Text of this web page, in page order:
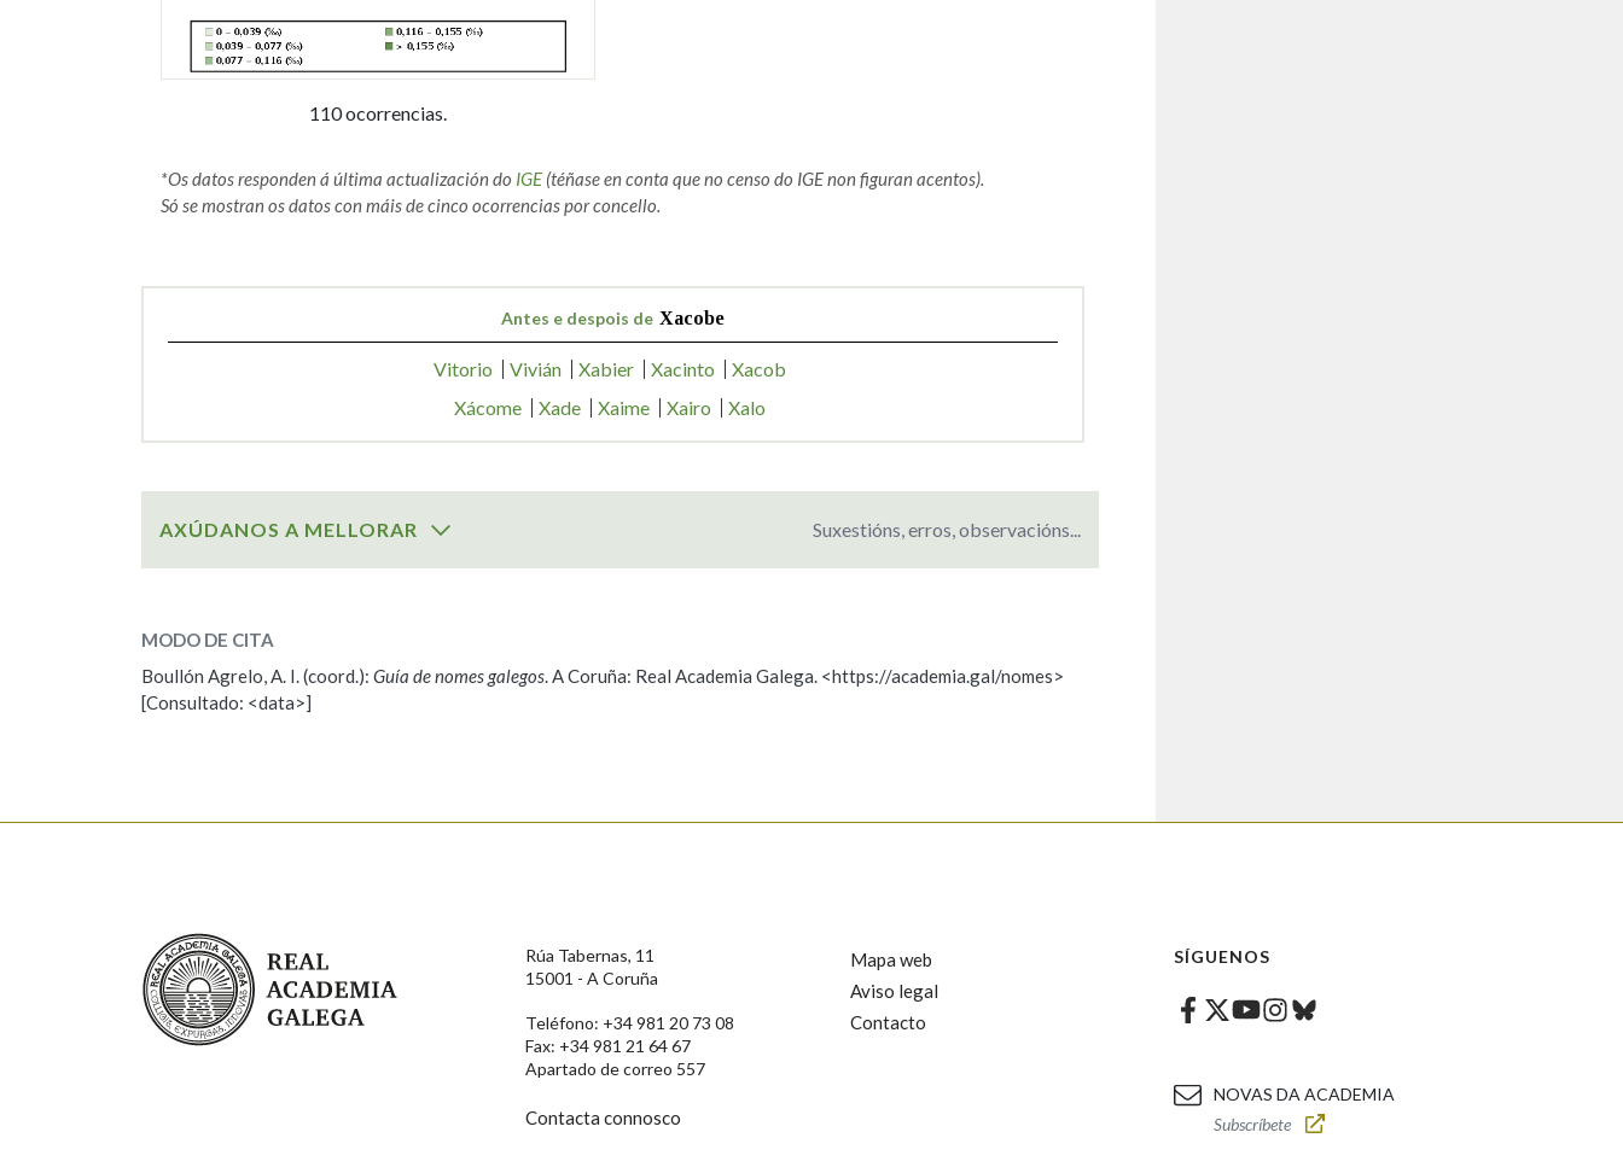
110 ocorrencias.
*Os datos responden á última actualización do IGE (téñase en conta que no censo do IGE non figuran acentos).
Só se mostran os datos con máis de cinco ocorrencias por concello.
Antes e despois de Xacobe
Vitorio Vivián Xabier Xacinto
Xacob
Xácome
Xade Xaime Xairo Xalo
AXÚDANOS A MELLORAR Suxestións, erros, observacións...
Xacobe
ESCOLLE UNHA OPCIÓN:
Motivación
MODO DE CITA
Boullón Agrelo, A. I. (coord.): Guía de nomes galegos. A Coruña: Real Academia Galega. <https://academia.gal/nomes>
[Consultado: <data>]
Real Academia Galega
Rúa Tabernas, 11
15001 - A Coruña
Teléfono: +34 981 20 73 08
Fax: +34 981 21 64 67
Apartado de correo 557
Contacta connosco
Mapa web
Aviso legal
Contacto
SÍGUENOS
Facebook
Twitter
Youtube
Instagram
Bluesky
NOVAS DA ACADEMIA
Subscríbete